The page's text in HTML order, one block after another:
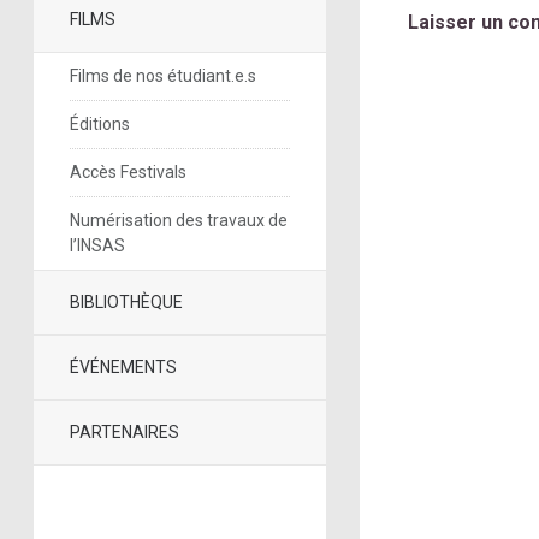
FILMS
Films de nos étudiant.e.s
Éditions
Accès Festivals
Numérisation des travaux de
l’INSAS
BIBLIOTHÈQUE
ÉVÉNEMENTS
PARTENAIRES
Laisser un